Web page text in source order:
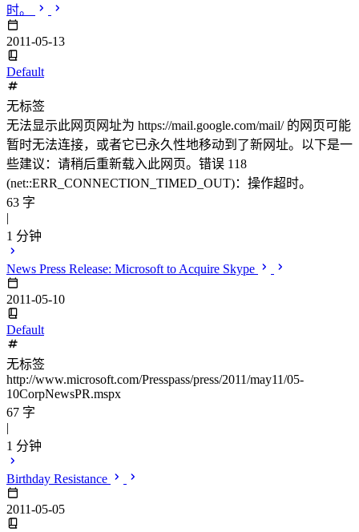
时。
2011-05-13
Default
无标签
无法显示此网页网址为 https://mail.google.com/mail/ 的网页可能
暂时无法连接，或者它已永久性地移动到了新网址。以下是一
些建议：请稍后重新载入此网页。错误 118
(net::ERR_CONNECTION_TIMED_OUT)：操作超时。
63 字
|
1 分钟
News Press Release: Microsoft to Acquire Skype
2011-05-10
Default
无标签
http://www.microsoft.com/Presspass/press/2011/may11/05-
10CorpNewsPR.mspx
67 字
|
1 分钟
Birthday Resistance
2011-05-05